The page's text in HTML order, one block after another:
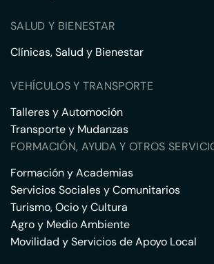
SALUD Y BIENESTAR
Clínicas, Salud y Bienestar
VEHÍCULOS Y TRANSPORTE
Talleres y Automoción
Transporte y Mudanzas
FORMACIÓN, AYUDA Y OTROS
Formación y Academias
Servicios Sociales y Comunitarios
Turismo, Ocio y Cultura
Agro y Medio Ambiente
Movilidad y Servicios de Apoyo Local